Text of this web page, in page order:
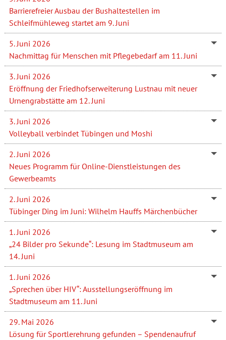
Barrierefreier Ausbau der Bushaltestellen im
Schleifmühleweg startet am 9. Juni
5. Juni 2026
Nachmittag für Menschen mit Pflegebedarf am 11. Juni
3. Juni 2026
Eröffnung der Friedhofserweiterung Lustnau mit neuer
Urnengrabstätte am 12. Juni
3. Juni 2026
Volleyball verbindet Tübingen und Moshi
2. Juni 2026
Neues Programm für Online-Dienstleistungen des
Gewerbeamts
2. Juni 2026
Tübinger Ding im Juni: Wilhelm Hauffs Märchenbücher
1. Juni 2026
„24 Bilder pro Sekunde“: Lesung im Stadtmuseum am
14. Juni
1. Juni 2026
„Sprechen über HIV“: Ausstellungseröffnung im
Stadtmuseum am 11. Juni
29. Mai 2026
Lösung für Sportlerehrung gefunden – Spendenaufruf